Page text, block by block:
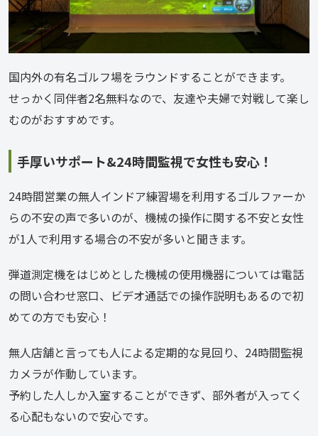
国内外の有名ゴルフ場をラウンドすることができます。
せっかく同伴者2名無料なので、友達や夫婦で対戦して楽し
むのがおすすめです。
手厚いサポート&24時間監視で女性も安心！
24時間営業の無人インドア練習場を利用するゴルファーか
らの不安の声で多いのが、機械の操作に関する不安と女性
が1人で利用する場合の不安が多いと聞きます。
弾道測定機をはじめとした機械の使用機器については電話
の問い合わせ窓口、ビデオ通話での操作説明もあるので初
めての方でも安心！
無人店舗と言っても人による定期的な見回り、24時間監視
カメラが作動しています。
予約した人しか入室することができず、部外者が入ってく
る心配もないので安心です。